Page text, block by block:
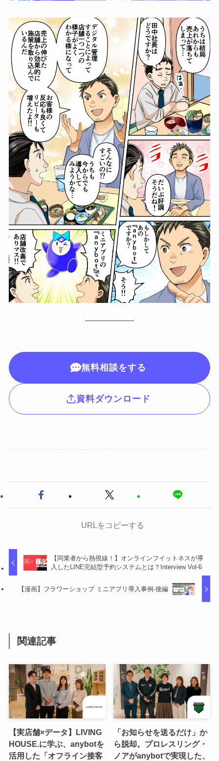
無料相談をする
資料ダウンロード
URLをコピーする
【同業者から熱視線！】オンラインフイットネスが導
入したLINE完結型予約システムとは？Interview Vol-6
【漫画】フラワーショップ ミニアプリ導入事例-後編
関連記事
【実店舗×データ】LIVING
HOUSE.に学ぶ、anybotを
活用した「オフライン接客
「お知らせを送るだけ」か
ら脱却。プロレスリング・
ノアがanybotで実現した、